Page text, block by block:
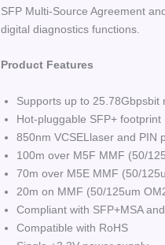
SFP Multi-Source Agreement
digital diagnostics functions.
Product Features
Supports up to 25.78Gbpsbit
Hot-pluggable SFP+ footprint
850nm VCSELlaser and PIN
100m over M5F MMF (50/
70m over M5E MMF (50/
20m on MMF (50/125um
Compliant with SFP+MSA
Compatible with RoHS